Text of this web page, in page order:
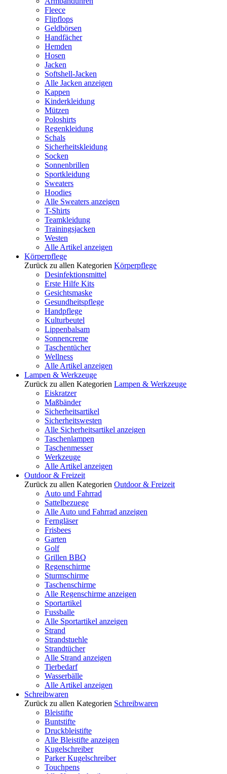
Fleece
Flipflops
Geldbörsen
Handfächer
Hemden
Hosen
Jacken
Softshell-Jacken
Alle Jacken anzeigen
Kappen
Kinderkleidung
Mützen
Poloshirts
Regenkleidung
Schals
Sicherheitskleidung
Socken
Sonnenbrillen
Sportkleidung
Sweaters
Hoodies
Alle Sweaters anzeigen
T-Shirts
Teamkleidung
Trainingsjacken
Westen
Alle Artikel anzeigen
Körperpflege
Zurück zu allen Kategorien Körperpflege
Desinfektionsmittel
Erste Hilfe Kits
Gesichtsmaske
Gesundheitspflege
Handpflege
Kulturbeutel
Lippenbalsam
Sonnencreme
Taschentücher
Wellness
Alle Artikel anzeigen
Lampen & Werkzeuge
Zurück zu allen Kategorien Lampen & Werkzeuge
Eiskratzer
Maßbänder
Sicherheitsartikel
Sicherheitswesten
Alle Sicherheitsartikel anzeigen
Taschenlampen
Taschenmesser
Werkzeuge
Alle Artikel anzeigen
Outdoor & Freizeit
Zurück zu allen Kategorien Outdoor & Freizeit
Auto und Fahrrad
Sattelbezuege
Alle Auto und Fahrrad anzeigen
Ferngläser
Frisbees
Garten
Golf
Grillen BBQ
Regenschirme
Sturmschirme
Taschenschirme
Alle Regenschirme anzeigen
Sportartikel
Fussballe
Alle Sportartikel anzeigen
Strand
Strandstuehle
Strandtücher
Alle Strand anzeigen
Tierbedarf
Wasserbälle
Alle Artikel anzeigen
Schreibwaren
Zurück zu allen Kategorien Schreibwaren
Bleistifte
Buntstifte
Druckbleistifte
Alle Bleistifte anzeigen
Kugelschreiber
Parker Kugelschreiber
Touchpens